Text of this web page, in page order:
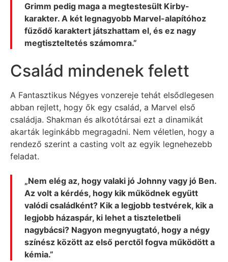
Grimm pedig maga a megtestesült Kirby-
karakter. A két legnagyobb Marvel-alapítóhoz
fűződő karaktert játszhattam el, és ez nagy
megtiszteltetés számomra.”
Család mindenek felett
A Fantasztikus Négyes vonzereje tehát elsődlegesen
abban rejlett, hogy ők egy család, a Marvel első
családja. Shakman és alkotótársai ezt a dinamikát
akarták leginkább megragadni. Nem véletlen, hogy a
rendező szerint a casting volt az egyik legnehezebb
feladat.
„Nem elég az, hogy valaki jó Johnny vagy jó Ben.
Az volt a kérdés, hogy kik működnek együtt
valódi családként? Kik a legjobb testvérek, kik a
legjobb házaspár, ki lehet a tiszteletbeli
nagybácsi? Nagyon megnyugtató, hogy a négy
színész között az első perctől fogva működött a
kémia.”